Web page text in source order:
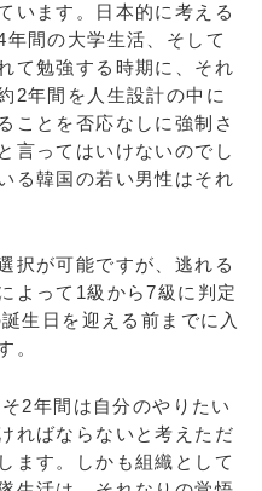
います。日本的に考える
間の大学生活、そして
て勉強する時期に、それ
2年間を人生設計の中に
ことを否応なしに強制さ
言ってはいけないのでし
る韓国の若い男性はそれ
択が可能ですが、逃れる
よって1級から7級に判定
生日を迎える前までに入
。
2年間は自分のやりたい
ればならないと考えただ
ます。しかも組織として